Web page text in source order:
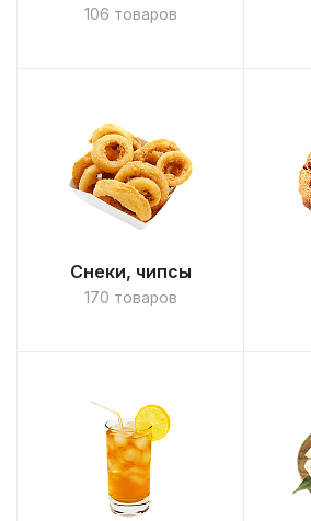
106 товаров
Снеки, чипсы
170 товаров